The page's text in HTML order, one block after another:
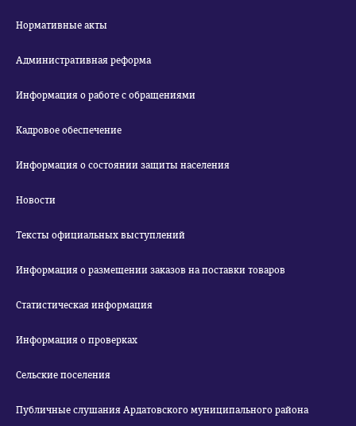
Нормативные акты
Административная реформа
Информация о работе с обращениями
Кадровое обеспечение
Информация о состоянии защиты населения
Новости
Тексты официальных выступлений
Информация о размещении заказов на поставки товаров
Статистическая информация
Информация о проверках
Сельские поселения
Публичные слушания Ардатовского муниципального района